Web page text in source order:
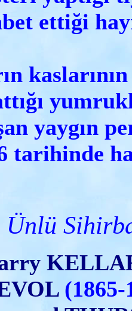
ettiği
kaslarının
yaygın
tarihinde
Ünlü
(1865-